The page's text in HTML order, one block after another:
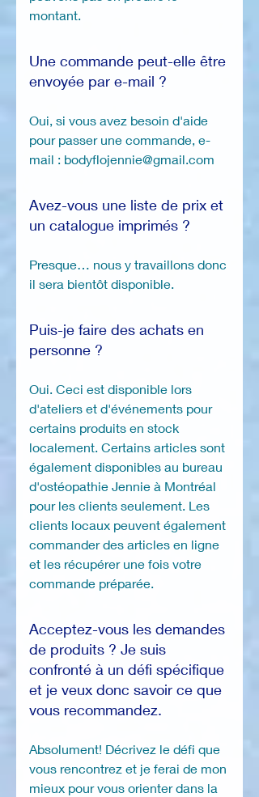
montant.
Une commande peut-elle être
envoyée par e-mail ?
Oui, si vous avez besoin d'aide
pour passer une commande, e-
mail : bodyflojennie@gmail.com
Avez-vous une liste de prix et
un catalogue imprimés ?
Presque… nous y travaillons donc
il sera bientôt disponible.
Puis-je faire des achats en
personne ?
Oui. Ceci est disponible lors
d'ateliers et d'événements pour
certains produits en stock
localement. Certains articles sont
également disponibles au bureau
d'ostéopathie Jennie à Montréal
pour les clients seulement. Les
clients locaux peuvent également
commander des articles en ligne
et les récupérer une fois votre
commande préparée.
Acceptez-vous les demandes
de produits ? Je suis
confronté à un défi spécifique
et je veux donc savoir ce que
vous recommandez.
Absolument! Décrivez le défi que
vous rencontrez et je ferai de mon
mieux pour vous orienter dans la